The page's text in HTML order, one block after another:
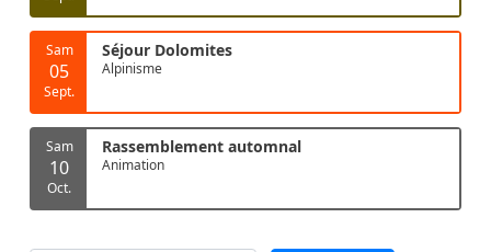
Sam
05
Sept.
Séjour Dolomites
Alpinisme
Sam
10
Oct.
Rassemblement automnal
Animation